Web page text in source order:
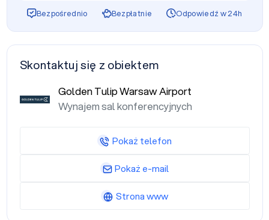
Bezpośrednio Bezpłatnie Odpowiedź w 24h
Skontaktuj się z obiektem
Golden Tulip Warsaw Airport
Wynajem sal konferencyjnych
Pokaż telefon
Pokaż e-mail
Strona www